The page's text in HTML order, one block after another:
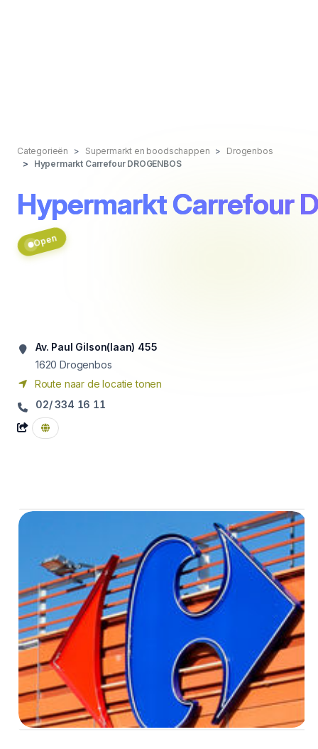
Categorieën Supermarkt en boodschappen
Drogenbos
Hypermarkt Carrefour DROGENBOS
Hypermarkt Carrefour
Open
Av. Paul Gilson(laan) 455
1620 Drogenbos
Route naar de locatie tonen
02/ 334 16 11